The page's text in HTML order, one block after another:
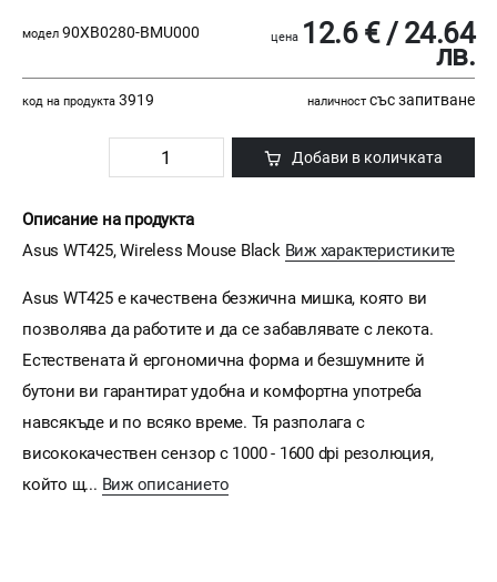
модел 90XB0280-BMU000 цена 12.6 € / 24.64
лв.
код на продукта 3919 наличност със запитване
Добави в количката
Описание на продукта
Asus WT425, Wireless Mouse Black Виж характеристиките
Asus WT425 е качествена безжична мишка, която ви
позволява да работите и да се забавлявате с лекота.
Естествената й ергономична форма и безшумните й
бутони ви гарантират удобна и комфортна употреба
навсякъде и по всяко време. Тя разполага с
висококачествен сензор с 1000 - 1600 dpi резолюция,
който щ... Виж описанието